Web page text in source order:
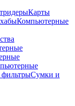
Карты
Компьютерные
Сумки и